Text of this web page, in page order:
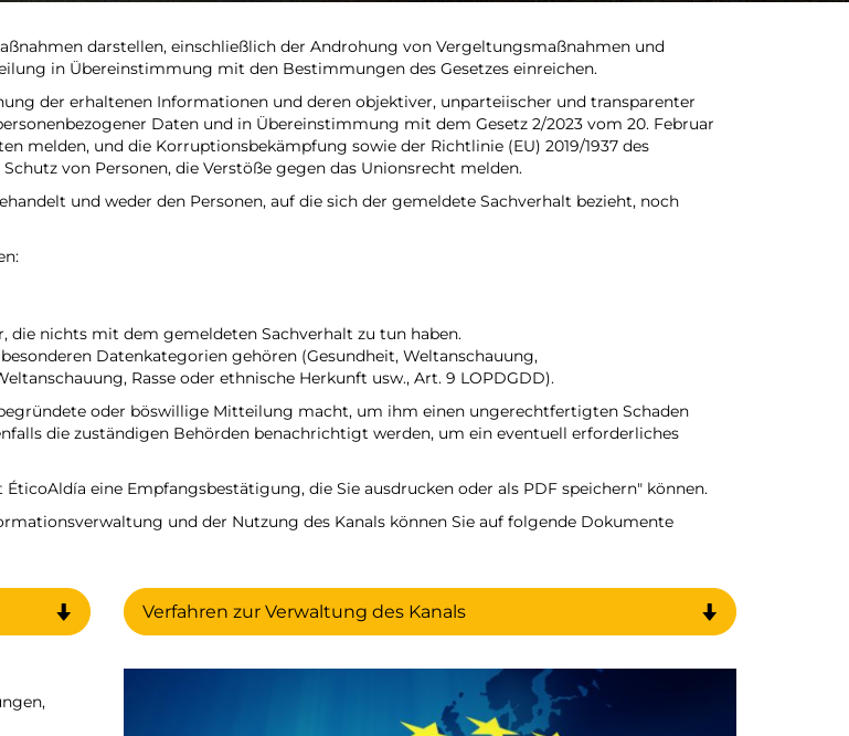
darstellen, einschließlich der Androhung von Vergeltungsmaßnahmen und
in Übereinstimmung mit den Bestimmungen des Gesetzes einreichen.
der erhaltenen Informationen und deren objektiver, unparteiischer und transparenter
Daten und in Übereinstimmung mit dem Gesetz 2/2023 vom 20. Februar
melden, und die Korruptionsbekämpfung sowie der Richtlinie (EU) 2019/1937 des
von Personen, die Verstöße gegen das Unionsrecht melden.
und weder den Personen, auf die sich der gemeldete Sachverhalt bezieht, noch
die nichts mit dem gemeldeten Sachverhalt zu tun haben.
Datenkategorien gehören (Gesundheit, Weltanschauung,
Rasse oder ethnische Herkunft usw., Art. 9 LOPDGDD).
oder böswillige Mitteilung macht, um ihm einen ungerechtfertigten Schaden
die zuständigen Behörden benachrichtigt werden, um ein eventuell erforderliches
eine Empfangsbestätigung, die Sie ausdrucken oder als PDF speichern" können.
und der Nutzung des Kanals können Sie auf folgende Dokumente
Verfahren zur Verwaltung des Kanals